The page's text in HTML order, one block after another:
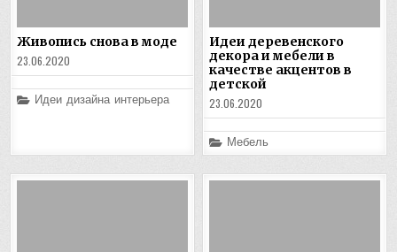
Живопись снова в моде
23.06.2020
Posted
in
Идеи дизайна интерьера
Идеи деревенского
декора и мебели в
качестве акцентов в
детской
23.06.2020
Posted
in
Мебель